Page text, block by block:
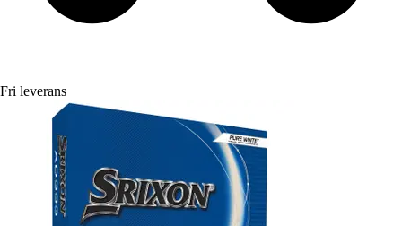
Fri leverans